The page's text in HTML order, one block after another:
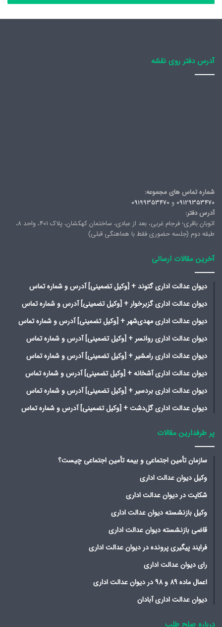
آدرس دفتر روی نقشه
شماره تماس های مجموعه:
09129353470 و 09199353470
آدرس دفتر:
اتوبان باقری؛ فرجام غربی، بعد از عبادی، ساختمان کهکشان، پلاک ۴۰۱، واحد ۸،
طبقه دوم (جلسه حضوری فقط با هماهنگی قبلی)
آخرین مقالات ارسالی
دیوان عدالت اداری گتوند + [وکیل تضمینی] آدرس و شماره تماس
دیوان عدالت اداری گزبرخوار + [وکیل تضمینی] آدرس و شماره تماس
دیوان عدالت اداری مهدی‌شهر + [وکیل تضمینی] آدرس و شماره تماس
دیوان عدالت اداری روانسر + [وکیل تضمینی] آدرس و شماره تماس
دیوان عدالت اداری رامشیر + [وکیل تضمینی] آدرس و شماره تماس
دیوان عدالت اداری آشخانه + [وکیل تضمینی] آدرس و شماره تماس
دیوان عدالت اداری بردسیر + [وکیل تضمینی] آدرس و شماره تماس
دیوان عدالت اداری گل‌دشت + [وکیل تضمینی] آدرس و شماره تماس
پر طرفدارین مقالات
سازمان تأمین اجتماعی و بیمه تأمین اجتماعی چیست؟
وکیل دیوان عدالت اداری
شکایت در دیوان عدالت اداری
وکیل بازنشسته دیوان عدالت اداری
قاضی بازنشسته دیوان عدالت اداری
فرایند پیگیری پرونده در دیوان عدالت اداری
رای دیوان عدالت اداری
اعمال ماده 89 و 98 در دیوان عدالت اداری
دیوان عدالت اداری آبادان
درباره صلح طلب